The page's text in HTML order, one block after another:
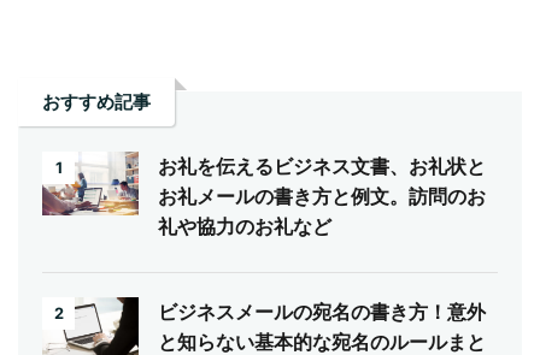
おすすめ記事
1
お礼を伝えるビジネス文書、お礼状と
お礼メールの書き方と例文。訪問のお
礼や協力のお礼など
2
ビジネスメールの宛名の書き方！意外
と知らない基本的な宛名のルールまと